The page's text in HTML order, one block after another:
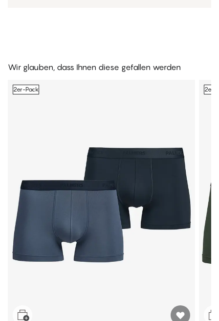
Wir glauben, dass Ihnen diese gefallen werden
2er-Pack 2er-